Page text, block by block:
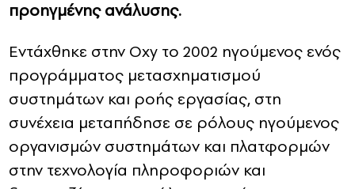
προηγμένης ανάλυσης.
Εντάχθηκε στην Oxy το 2002 ηγούμενος ενός
προγράμματος μετασχηματισμού
συστημάτων και ροής εργασίας, στη
συνέχεια μεταπήδησε σε ρόλους ηγούμενος
οργανισμών συστημάτων και πλατφορμών
στην τεχνολογία πληροφοριών και